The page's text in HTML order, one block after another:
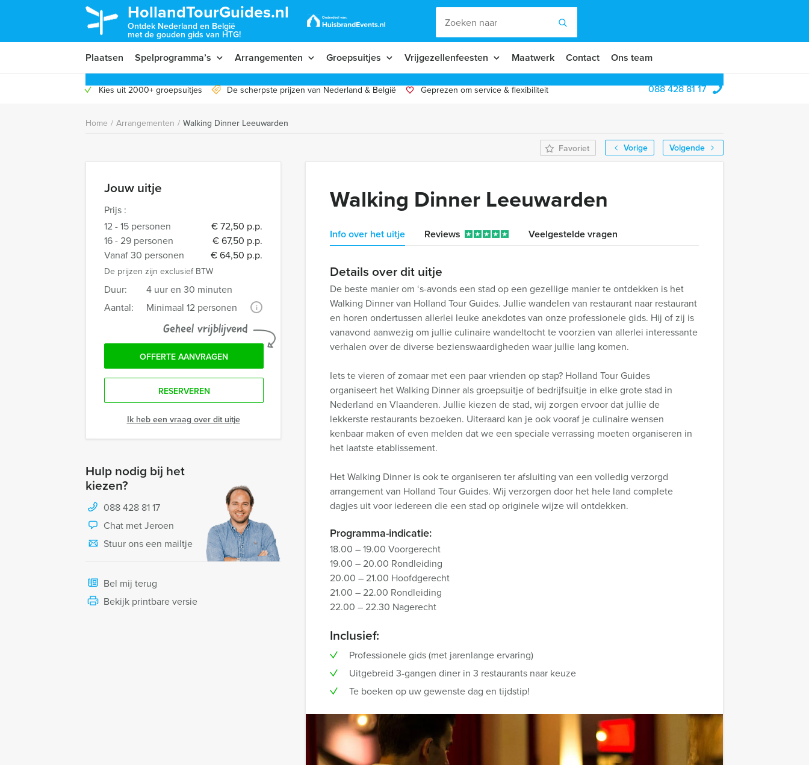
HollandTourGuides.nl
Ontdek Nederland en België
met de gouden gids van HTG!
Plaatsen Spelprogramma’s Arrangementen Groepsuitjes Vrijgezellenfeesten Maatwerk Contact Ons team
Kies uit 2000+ groepsuitjes De scherpste prijzen van Nederland & België Geprezen om service & flexibiliteit 088 428 81 17
Home / Arrangementen / Walking Dinner Leeuwarden
Vorige Volgende
Favoriet
Jouw uitje
Prijs :
12 - 15 personen
€ 72,50 p.p.
16 - 29 personen
€ 67,50 p.p.
Vanaf 30 personen
€ 64,50 p.p.
De prijzen zijn exclusief BTW
Duur:
4 uur en 30 minuten
Aantal:
Minimaal 12 personen i
Geheel vrijblijvend
OFFERTE AANVRAGEN
RESERVEREN
Ik heb een vraag over dit uitje
Hulp nodig bij het
kiezen?
088 428 81 17
Chat met Jeroen
Stuur ons een mailtje
Bel mij terug
Bekijk printbare versie
Walking Dinner Leeuwarden
Info over het uitje Reviews Veelgestelde vragen
Details over dit uitje
De beste manier om ‘s-avonds een stad op een gezellige manier te ontdekken is het
Walking Dinner van Holland Tour Guides. Jullie wandelen van restaurant naar restaurant
en horen ondertussen allerlei leuke anekdotes van onze professionele gids. Hij of zij is
vanavond aanwezig om jullie culinaire wandeltocht te voorzien van allerlei interessante
verhalen over de diverse bezienswaardigheden waar jullie lang komen.
Iets te vieren of zomaar met een paar vrienden op stap? Holland Tour Guides
organiseert het Walking Dinner als groepsuitje of bedrijfsuitje in elke grote stad in
Nederland en Vlaanderen. Jullie kiezen de stad, wij zorgen ervoor dat jullie de
lekkerste restaurants bezoeken. Uiteraard kan je ook vooraf je culinaire wensen
kenbaar maken of even melden dat we een speciale verrassing moeten organiseren in
het laatste etablissement.
Het Walking Dinner is ook te organiseren ter afsluiting van een volledig verzorgd
arrangement van Holland Tour Guides. Wij verzorgen door het hele land complete
dagjes uit voor iedereen die een stad op originele wijze wil ontdekken.
Programma-indicatie:
18.00 – 19.00 Voorgerecht
19.00 – 20.00 Rondleiding
20.00 – 21.00 Hoofdgerecht
21.00 – 22.00 Rondleiding
22.00 – 22.30 Nagerecht
Inclusief:
Professionele gids (met jarenlange ervaring)
Uitgebreid 3-gangen diner in 3 restaurants naar keuze
Te boeken op uw gewenste dag en tijdstip!